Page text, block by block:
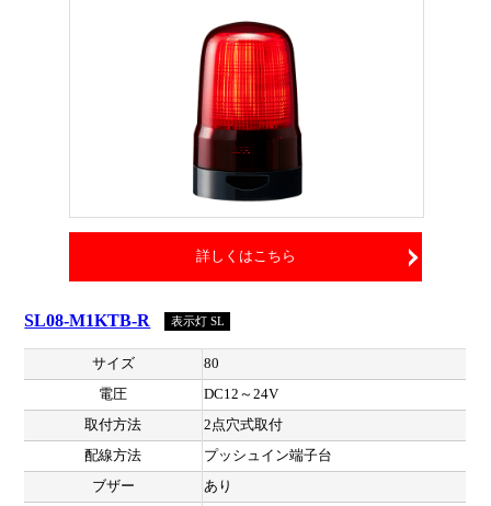
詳しくはこちら
SL08-M1KTB-R 表示灯 SL
サイズ
80
電圧
DC12～24V
取付方法
2点穴式取付
配線方法
プッシュイン端子台
ブザー
あり